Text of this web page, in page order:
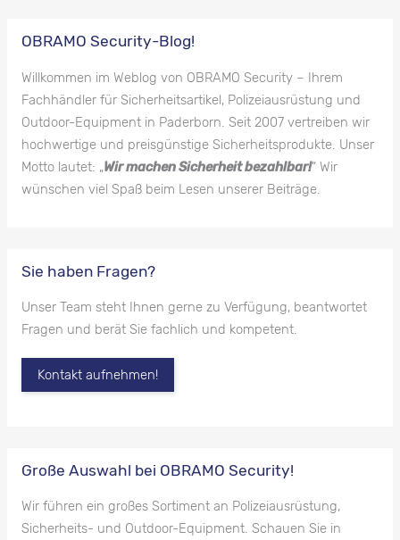
OBRAMO Security-Blog!
Willkommen im Weblog von OBRAMO Security – Ihrem
Fachhändler für Sicherheitsartikel, Polizeiausrüstung und
Outdoor-Equipment in Paderborn. Seit 2007 vertreiben wir
hochwertige und preisgünstige Sicherheitsprodukte. Unser
Motto lautet: „Wir machen Sicherheit bezahlbar!“ Wir
wünschen viel Spaß beim Lesen unserer Beiträge.
Sie haben Fragen?
Unser Team steht Ihnen gerne zu Verfügung, beantwortet
Fragen und berät Sie fachlich und kompetent.
Kontakt aufnehmen!
Große Auswahl bei OBRAMO Security!
Wir führen ein großes Sortiment an Polizeiausrüstung,
Sicherheits- und Outdoor-Equipment. Schauen Sie in